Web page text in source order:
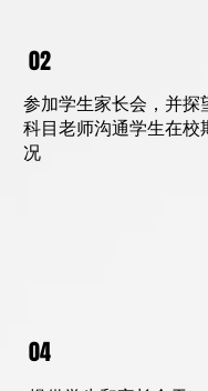
02
参加学生家长会，并探
科目老师沟通学生在校
况
04